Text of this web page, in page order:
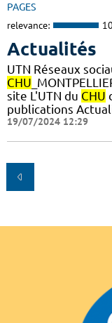
PAGES
relevance:
Actualités
UTN Réseaux
CHU
site L'UTN du CHU
publications
19/07/2024 12:29